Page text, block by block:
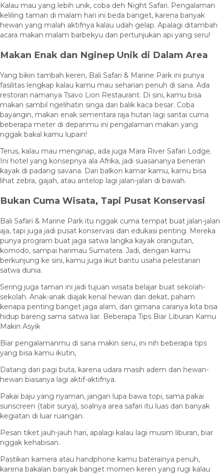
Kalau mau yang lebih unik, coba deh Night Safari. Pengalaman
keliling taman di malam hari ini beda banget, karena banyak
hewan yang malah aktifnya kalau udah gelap. Apalagi ditambah
acara makan malam barbekyu dan pertunjukan api yang seru!
Makan Enak dan Nginep Unik di Dalam Area
Yang bikin tambah keren, Bali Safari & Marine Park ini punya
fasilitas lengkap kalau kamu mau seharian penuh di sana. Ada
restoran namanya Tsavo Lion Restaurant. Di sini, kamu bisa
makan sambil ngelihatin singa dari balik kaca besar. Coba
bayangin, makan enak sementara raja hutan lagi santai cuma
beberapa meter di depanmu ini pengalaman makan yang
nggak bakal kamu lupain!
Terus, kalau mau menginap, ada juga Mara River Safari Lodge.
Ini hotel yang konsepnya ala Afrika, jadi suasananya beneran
kayak di padang savana. Dari balkon kamar kamu, kamu bisa
lihat zebra, gajah, atau antelop lagi jalan-jalan di bawah.
Bukan Cuma Wisata, Tapi Pusat Konservasi
Bali Safari & Marine Park itu nggak cuma tempat buat jalan-jalan
aja, tapi juga jadi pusat konservasi dan edukasi penting. Mereka
punya program buat jaga satwa langka kayak orangutan,
komodo, sampai harimau Sumatera. Jadi, dengan kamu
berkunjung ke sini, kamu juga ikut bantu usaha pelestarian
satwa dunia.
Sering juga taman ini jadi tujuan wisata belajar buat sekolah-
sekolah. Anak-anak diajak kenal hewan dari dekat, paham
kenapa penting banget jaga alam, dan gimana caranya kita bisa
hidup bareng sama satwa liar. Beberapa Tips Biar Liburan Kamu
Makin Asyik
Biar pengalamanmu di sana makin seru, ini nih beberapa tips
yang bisa kamu ikutin,
Datang dari pagi buta, karena udara masih adem dan hewan-
hewan biasanya lagi aktif-aktifnya.
Pakai baju yang nyaman, jangan lupa bawa topi, sama pakai
sunscreen (tabir surya), soalnya area safari itu luas dan banyak
kegiatan di luar ruangan.
Pesan tiket jauh-jauh hari, apalagi kalau lagi musim liburan, biar
nggak kehabisan.
Pastikan kamera atau handphone kamu baterainya penuh,
karena bakalan banyak banget momen keren yang rugi kalau